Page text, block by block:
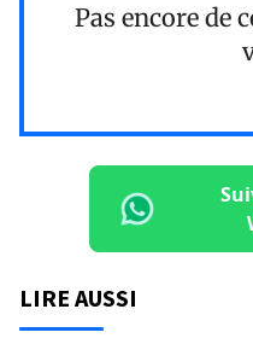
Pas encore de
LIRE AUSSI